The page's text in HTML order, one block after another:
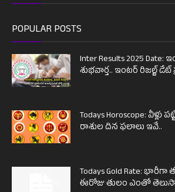
POPULAR POSTS
Inter Results 2025 Date:
శుభవార్త.. ఇంటర్ రిజల్ట్ డేట్
Todays Horoscope: వీళ్లు
రాశుల దిన ఫలాలు ఇవే..
Todays Gold Rate: భారీగా
ఈరోజు తులం ఎంతో